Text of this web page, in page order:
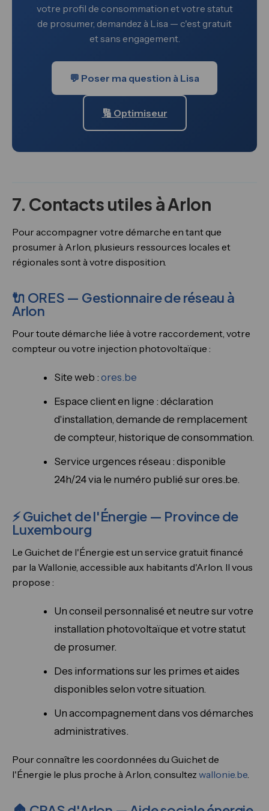
votre profil de consommation et votre statut
de prosumer, demandez à Lisa — c'est gratuit
et sans engagement.
💬 Poser ma question à Lisa
🔢 Optimiseur
7. Contacts utiles à Arlon
Pour accompagner votre démarche en tant que
prosumer à Arlon, plusieurs ressources locales et
régionales sont à votre disposition.
🔌 ORES — Gestionnaire de réseau à
Arlon
Pour toute démarche liée à votre raccordement, votre
compteur ou votre injection photovoltaïque :
Site web : ores.be
Espace client en ligne : déclaration
d'installation, demande de remplacement
de compteur, historique de consommation.
Service urgences réseau : disponible
24h/24 via le numéro publié sur ores.be.
⚡ Guichet de l'Énergie — Province de
Luxembourg
Le Guichet de l'Énergie est un service gratuit financé
par la Wallonie, accessible aux habitants d'Arlon. Il vous
propose :
Un conseil personnalisé et neutre sur votre
installation photovoltaïque et votre statut
de prosumer.
Des informations sur les primes et aides
disponibles selon votre situation.
Un accompagnement dans vos démarches
administratives.
Pour connaître les coordonnées du Guichet de
l'Énergie le plus proche à Arlon, consultez wallonie.be.